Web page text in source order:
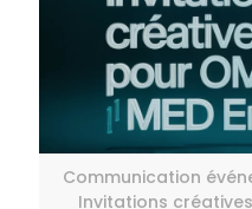
Communication
Invitations créatives